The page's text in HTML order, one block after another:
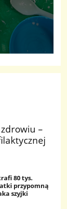
–
80 tys.
przypomną
szyjki